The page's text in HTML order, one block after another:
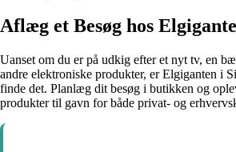
Aflæg et Besøg hos
Uanset om du er på udkig efter et nyt tv, en
andre elektroniske produkter, er Elgiganten i
finde det. Planlæg dit besøg i butikken og
produkter til gavn for både privat- og